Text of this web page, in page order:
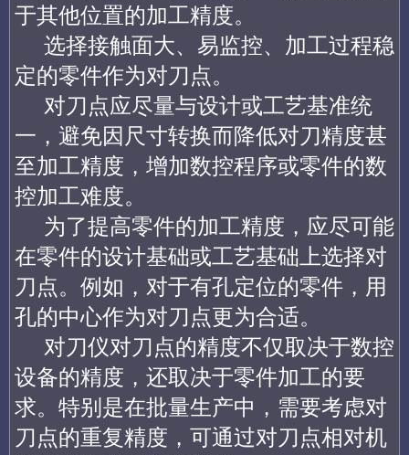
于其他位置的加工精度。
选择接触面大、易监控、加工过程稳
定的零件作为对刀点。
对刀点应尽量与设计或工艺基准统
一，避免因尺寸转换而降低对刀精度甚
至加工精度，增加数控程序或零件的数
控加工难度。
为了提高零件的加工精度，应尽可能
在零件的设计基础或工艺基础上选择对
刀点。例如，对于有孔定位的零件，用
孔的中心作为对刀点更为合适。
对刀仪对刀点的精度不仅取决于数控
设备的精度，还取决于零件加工的要
求。特别是在批量生产中，需要考虑对
刀点的重复精度，可通过对刀点相对机